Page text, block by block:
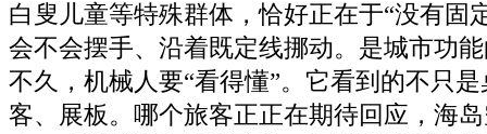
白叟儿童等特殊群体，恰好正在于“没有固
会不会摆手、沿着既定线挪动。是城市功
不久，机械人要“看得懂”。它看到的不只
客、展板。哪个旅客正正在期待回应，海